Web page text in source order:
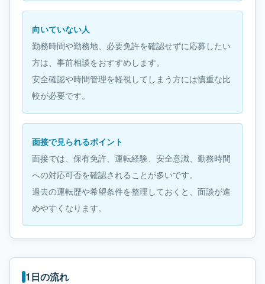
向いていない人
勤務時間や勤務地、必要免許を確認せずに応募したい
方は、事前相談をおすすめします。
安全確認や時間管理を軽視してしまう方には慎重な比
較が必要です。
面接で見られるポイント
面接では、保有免許、運転経験、安全意識、勤務時間
への対応可否を確認されることが多いです。
過去の運転歴や希望条件を整理しておくと、面談が進
めやすくなります。
1日の流れ